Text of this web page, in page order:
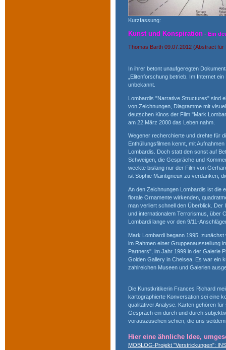
Kurzfassung:
Kunst und Konspiration - Ein
Thomas Barth 09.07.2012 (Abstract
In ihrer betont unaufgeregten
„Elitenforschung betrieb. Im Internet
unbekannt.
Lombardis "Narrative Structures" sind
von Zeichnungen, Diagramme mit
deutschen Kinos der Film "Mark
am 22.März 2000 das Leben nahm.
Wegener recherchierte und drehte für
Enthüllungsfilmen kennt, mit
Lombardis. Doch statt den sonst auf
Schweigen, die Gespräche und
weckte bislang nur der Film von
ist Sophie Maintigneux zu verdanken,
An den Zeichnungen Lombardis ist die
florale Ornamente wirkenden,
man verliert schnell den Überblick. Der
und internationalem Terrorismus, über
Lombardi lange vor den 9/11-
Mark Lombardi begann 1995,
im Rahmen einer Gruppenausstellung
Partners'', im Jahr 1999 in der Galerie
Golden Gallery in Chelsea. Es war ein
zahlreichen Museen und Galerien
Die Kunstkritikerin Frances Richard
kartographierte Konversation sei eine
qualitativer Analyse. Karten gehören
Gespräch ein durch und durch
vorauszusehen schien, die uns
Hier eine ähnliche Idee,
MOBLOG-Projekt "Verstrickungen":